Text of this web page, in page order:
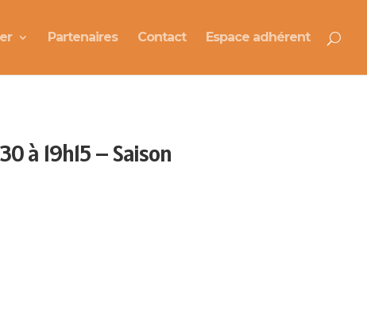
Partenaires Contact Espace adhérent
à 19h15 – Saison